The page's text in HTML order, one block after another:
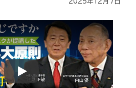
Play